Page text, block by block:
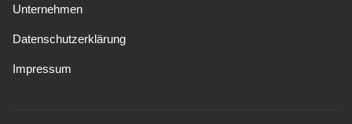
Unternehmen
Datenschutzerklärung
Impressum